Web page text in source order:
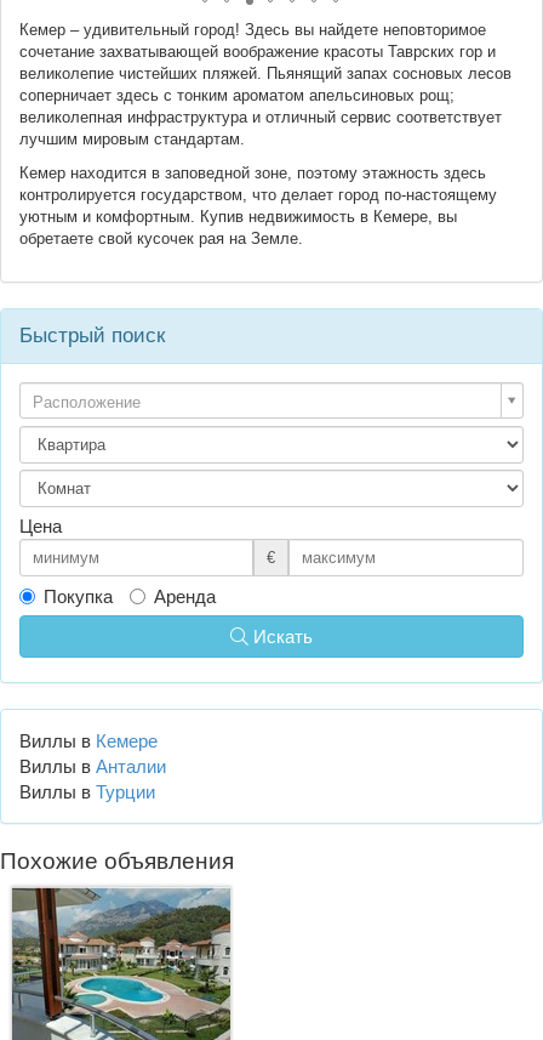
Кемер – удивительный город! Здесь вы найдете неповторимое
сочетание захватывающей воображение красоты Таврских гор и
великолепие чистейших пляжей. Пьянящий запах сосновых лесов
соперничает здесь с тонким ароматом апельсиновых рощ;
великолепная инфраструктура и отличный сервис соответствует
лучшим мировым стандартам.
Кемер находится в заповедной зоне, поэтому этажность здесь
контролируется государством, что делает город по-настоящему
уютным и комфортным. Купив недвижимость в Кемере, вы
обретаете свой кусочек рая на Земле.
Быстрый поиск
Расположение
Цена
€
Покупка
Аренда
Искать
Виллы в Кемере
Виллы в Анталии
Виллы в Турции
Похожие объявления